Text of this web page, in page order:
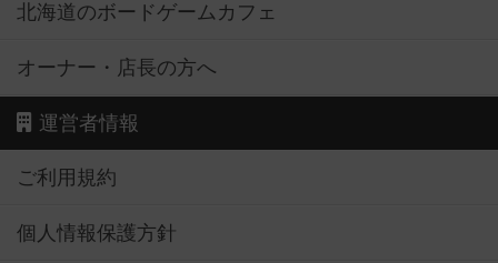
北海道のボードゲームカフェ
オーナー・店長の方へ
運営者情報
ご利用規約
個人情報保護方針